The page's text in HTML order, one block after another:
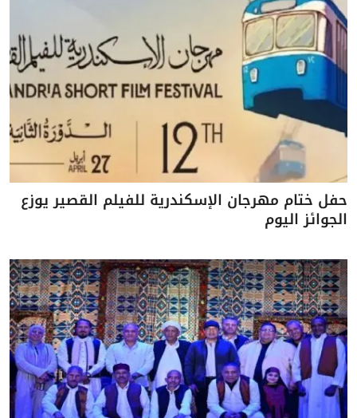
حفل ختام مهرجان الإسكندرية للفيلم القصير يوزع
الجوائز اليوم